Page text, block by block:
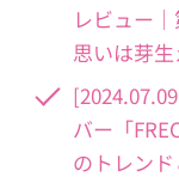
レビュー
思いは芽生
バー「
のトレン